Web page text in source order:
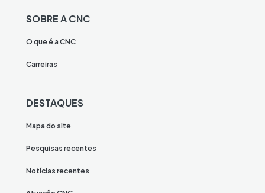
SOBRE A CNC
O que é a CNC
Carreiras
DESTAQUES
Mapa do site
Pesquisas recentes
Notícias recentes